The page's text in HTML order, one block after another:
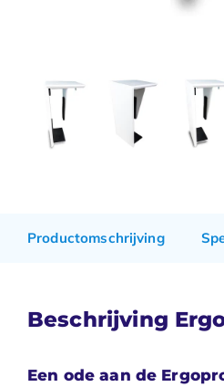
Productomschrijving
Beschrijving
Een ode aan de